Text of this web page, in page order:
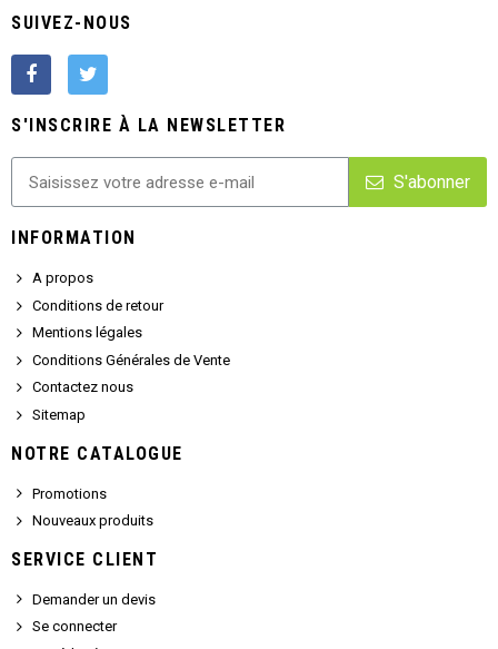
SUIVEZ-NOUS
S'INSCRIRE À LA NEWSLETTER
S'abonner
INFORMATION
A propos
Conditions de retour
Mentions légales
Conditions Générales de Vente
Contactez nous
Sitemap
NOTRE CATALOGUE
Promotions
Nouveaux produits
SERVICE CLIENT
Demander un devis
Se connecter